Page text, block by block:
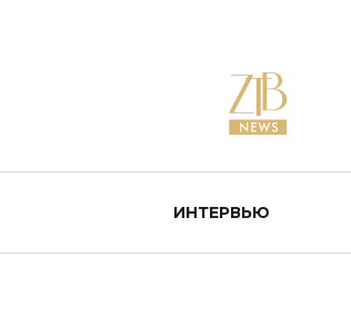
ИНТЕРВЬЮ